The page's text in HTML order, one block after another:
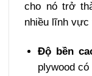
cho nó trở
nhiều lĩnh vực
Độ bền
plywood